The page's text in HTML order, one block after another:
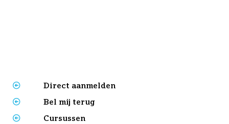
Direct aanmelden
Bel mij terug
Cursussen